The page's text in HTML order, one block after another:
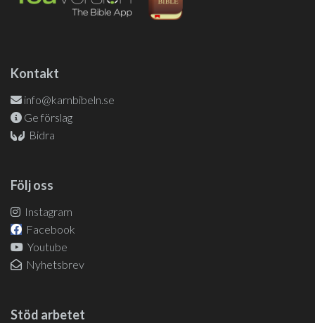
Kontakt
info@karnbibeln.se
Ge förslag
Bidra
Följ oss
Instagram
Facebook
Youtube
Nyhetsbrev
Stöd arbetet